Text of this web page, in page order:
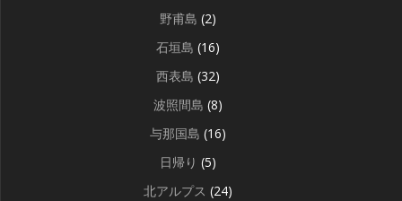
野甫島 (2)
石垣島 (16)
西表島 (32)
波照間島 (8)
与那国島 (16)
日帰り (5)
北アルプス (24)